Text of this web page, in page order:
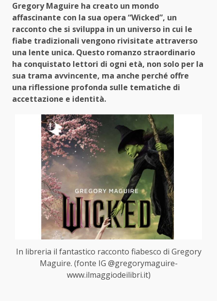
Gregory Maguire ha creato un mondo
affascinante con la sua opera “Wicked”, un
racconto che si sviluppa in un universo in cui le
fiabe tradizionali vengono rivisitate attraverso
una lente unica. Questo romanzo straordinario
ha conquistato lettori di ogni età, non solo per la
sua trama avvincente, ma anche perché offre
una riflessione profonda sulle tematiche di
accettazione e identità.
In libreria il fantastico racconto fiabesco di Gregory
Maguire. (fonte IG @gregorymaguire-
www.ilmaggiodeilibri.it)